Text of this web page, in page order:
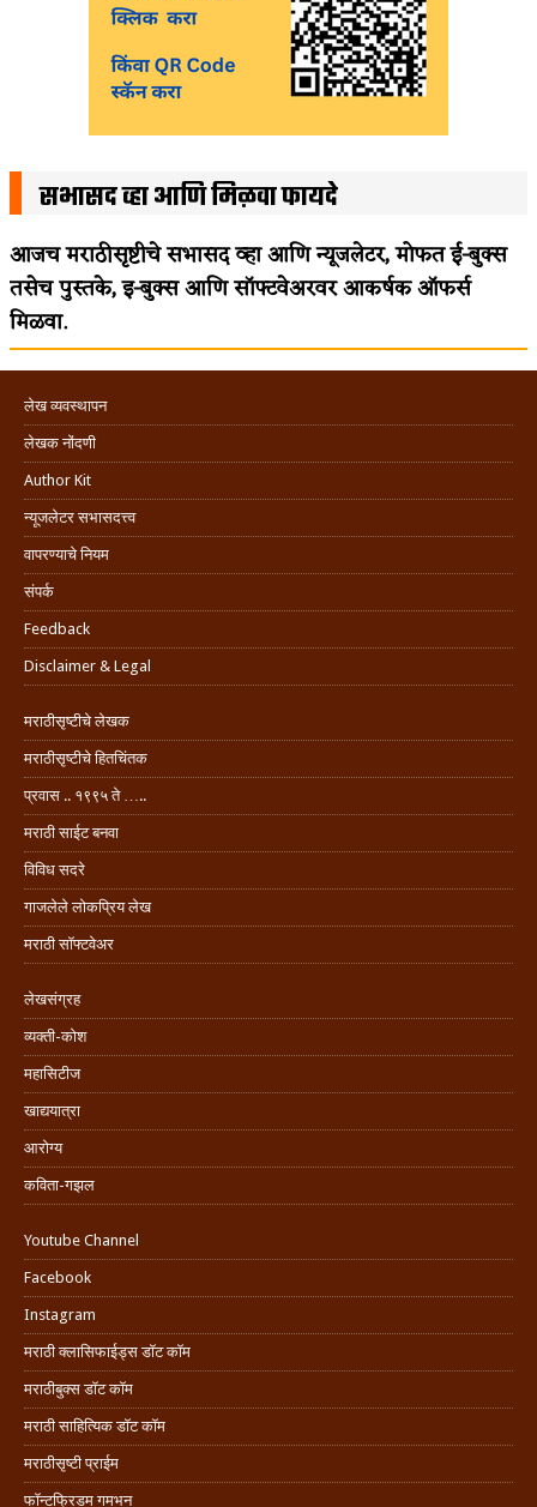
सभासद व्हा आणि मिळवा फायदे
आजच मराठीसृष्टीचे सभासद व्हा आणि न्यूजलेटर, मोफत ई-बुक्स
तसेच पुस्तके, इ-बुक्स आणि सॉफ्टवेअरवर आकर्षक ऑफर्स
मिळवा.
लेख व्यवस्थापन
लेखक नोंदणी
Author Kit
न्यूजलेटर सभासदत्त्व
वापरण्याचे नियम
संपर्क
Feedback
Disclaimer & Legal
मराठीसृष्टीचे लेखक
मराठीसृष्टीचे हितचिंतक
प्रवास .. १९९५ ते …..
मराठी साईट बनवा
विविध सदरे
गाजलेले लोकप्रिय लेख
मराठी सॉफ्टवेअर
लेखसंग्रह
व्यक्ती-कोश
महासिटीज
खाद्ययात्रा
आरोग्य
कविता-गझल
Youtube Channel
Facebook
Instagram
मराठी क्लासिफाईड्स डॉट कॉम
मराठीबुक्स डॉट कॉम
मराठी साहित्यिक डॉट कॉम
मराठीसृष्टी प्राईम
फॉन्टफ्रिडम गमभन